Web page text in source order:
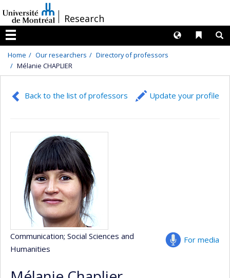
au
contenu
/Research
Menu
Liens
Langues
Home Our researchers
Directory of professors
Mélanie CHAPLIER
Back to the list of professors Update your profile
For media
Communication; Social Sciences and
Humanities